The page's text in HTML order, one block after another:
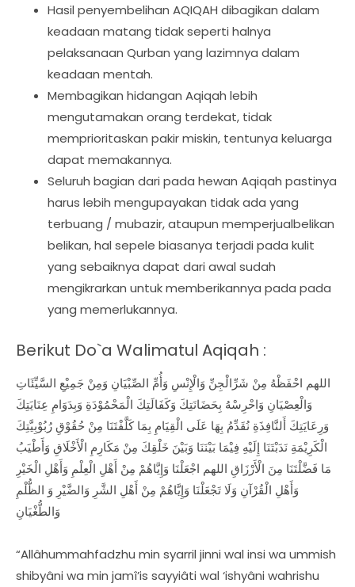
Hasil penyembelihan AQIQAH dibagikan dalam
keadaan matang tidak seperti halnya
pelaksanaan Qurban yang lazimnya dalam
keadaan mentah.
Membagikan hidangan Aqiqah lebih
mengutamakan orang terdekat, tidak
memprioritaskan pakir miskin, tentunya keluarga
dapat memakannya.
Seluruh bagian dari pada hewan Aqiqah pastinya
harus lebih mengupayakan tidak ada yang
terbuang / mubazir, ataupun memperjualbelikan
belikan, hal sepele biasanya terjadi pada kulit
yang sebaiknya dapat dari awal sudah
mengikrarkan untuk memberikannya pada pada
yang memerlukannya.
Berikut Do`a Walimatul Aqiqah :
اللهم احْفَظْهُ مِنْ شَرِّالْجِنِّ وَالْإِنْسِ وَأُمِّ الصِّبْيَانِ وَمِنْ جَمِيْعِ السَّيِّئَاتِ
وَالْعِصْيَانِ وَاحْرِسْهُ بِحَضَانَتِكَ وَكَفَالَتِكَ الْمَحْمُوْدَةِ وَبِدَوَامِ عِنَايَتِكَ
وَرِعَايَتِكَ أَلنَّافِذَةِ نُقَدِّمُ بِهَا عَلَى الْقِيَامِ بِمَا كَلَّفْتَنَا مِنْ حُقُوْقِ رُبُوْبِيَّتِكَ
الْكَرِيْمَةِ نَدَبْتَنَا إِلَيْهِ فِيْمَا بَيْنَنَا وَبَيْنَ خَلْقِكَ مِنْ مَكَارِمِ الْأَخْلَاقِ وَأَطْيَبُ
مَا فَضَّلْتَنَا مِنَ الْأَرْزَاقِ اللهم اجْعَلْنَا وَإِيَّاهُمْ مِنْ أَهْلِ الْعِلْمِ وَأَهْلِ الْخَيْرِ
وَأَهْلِ الْقُرْآنِ وَلَا تَجْعَلْنَا وَإِيَّاهُمْ مِنْ أَهْلِ الشَّرِ وَالضَّيْرِ وَ الظُّلْمِ
وَالطُّغْيَانِ
“Allâhummahfadzhu min syarril jinni wal insi wa ummish
shibyâni wa min jamî’is sayyiâti wal ‘ishyâni wahrishu